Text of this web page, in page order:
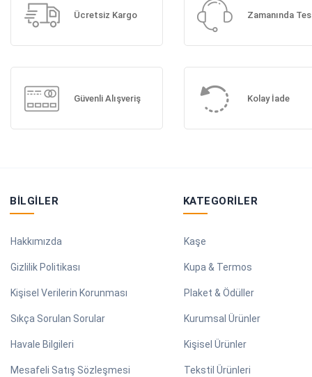
Ücretsiz Kargo Zamanında
Güvenli Alışveriş Kolay İade
BILGILER
Hakkımızda
Gizlilik Politikası
Kişisel Verilerin Korunması
Sıkça Sorulan Sorular
Havale Bilgileri
Mesafeli Satış Sözleşmesi
KATEGORILER
Kaşe
Kupa & Termos
Plaket & Ödüller
Kurumsal Ürünler
Kişisel Ürünler
Tekstil Ürünleri